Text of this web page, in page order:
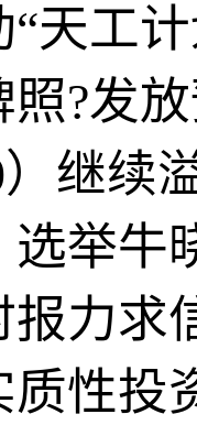
天工
?发
）继续
举牛
报力求
质性投